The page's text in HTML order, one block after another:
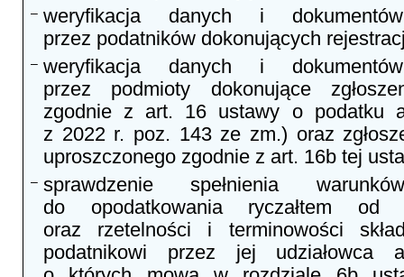
– weryfikacja danych i dokumentów
przez podatników dokonujących
– weryfikacja danych i dokumentów
przez podmioty dokonujące
zgodnie z art. 16 ustawy o podatku
z 2022 r. poz. 143 ze zm.) oraz
uproszczonego zgodnie z art. 16b tej
– sprawdzenie spełnienia
do opodatkowania ryczałtem od
oraz rzetelności i terminowości
podatnikowi przez jej udziałowca